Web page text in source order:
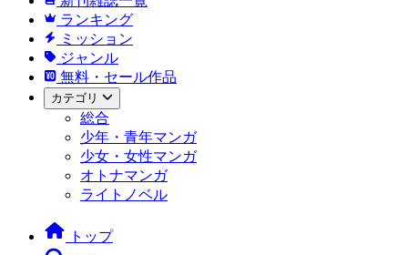
ランキング
ミッション
ジャンル
無料・セール作品
カテゴリ
総合
少年・青年マンガ
少女・女性マンガ
オトナマンガ
ライトノベル
トップ